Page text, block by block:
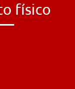
físico